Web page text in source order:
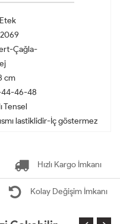
Çağla-
cm
46-48
Tensel
lastiklidir-İç göstermez
Hızlı Kargo İmkanı
Kolay Değişim İmkanı